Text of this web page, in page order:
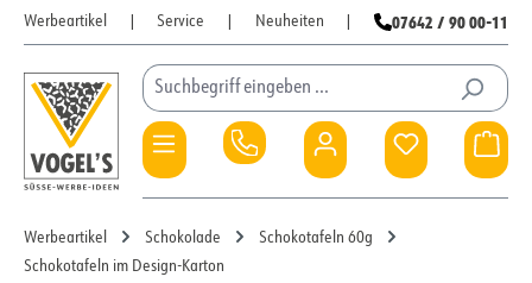
Zum Hauptinhalt springen
Werbeartikel Service Neuheiten 07642 / 90 00-11
Du hast 0
Werbeartikel Schokolade
Schokotafeln 60g
Schokotafeln im Design-Karton